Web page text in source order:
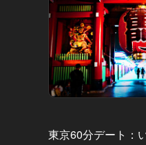
東京60分デート：